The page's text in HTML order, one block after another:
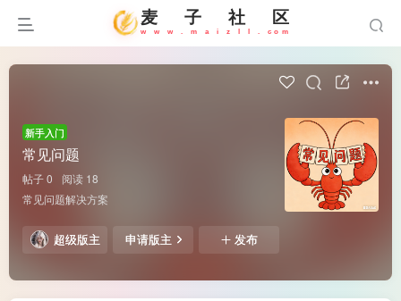
麦 子 社 区
w w w . m a i z . co m
新手入门
常见问题
帖子 0
阅读 18
常见问题解决方案
超级版主 申请版主 发布